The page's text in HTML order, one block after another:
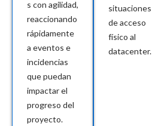
s con agilidad,
reaccionando
rápidamente
a eventos e
incidencias
que puedan
impactar el
progreso del
proyecto.
situaciones
de acceso
físico al
datacenter.